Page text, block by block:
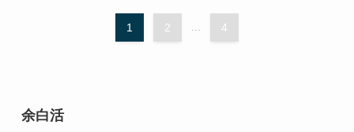
1 2 ... 4
余白活